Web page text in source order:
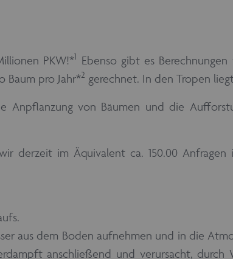
PKW!*1 Ebenso gibt es
Baum pro Jahr*2 gerechnet. In den Tropen
von Bäumen und die
derzeit im Äquivalent ca. 150.00 Anfragen
aus dem Boden aufnehmen und in die
anschließend und verursacht, durch